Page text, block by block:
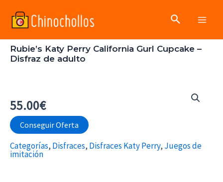
Buscar
Rubie’s Katy Perry California Gurl Cupcake –
Disfraz de adulto
55.00€
Conseguir Oferta
Categorías, Disfraces, Disfraces Katy Perry, Juegos de
imitación